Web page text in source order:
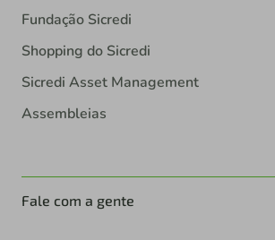
Fundação Sicredi
Shopping do Sicredi
Sicredi Asset Management
Assembleias
Fale com a gente